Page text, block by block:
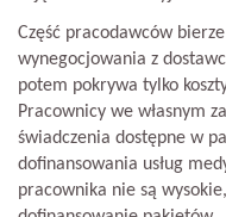
Część pracodawców
wynegocjowania z
potem pokrywa tylko
Pracownicy we własnym
świadczenia dostępne w
dofinansowania usług
pracownika nie są